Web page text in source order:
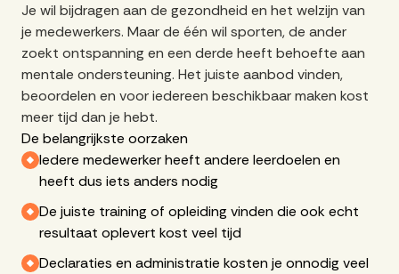
Je wil bijdragen aan de gezondheid en het welzijn van
je medewerkers. Maar de één wil sporten, de ander
zoekt ontspanning en een derde heeft behoefte aan
mentale ondersteuning. Het juiste aanbod vinden,
beoordelen en voor iedereen beschikbaar maken kost
meer tijd dan je hebt.
De belangrijkste oorzaken
Iedere medewerker heeft andere leerdoelen en
heeft dus iets anders nodig
De juiste training of opleiding vinden die ook echt
resultaat oplevert kost veel tijd
Declaraties en administratie kosten je onnodig veel